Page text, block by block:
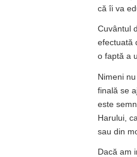
că îi va
Cuvântul
efectuată
o faptă a
Nimeni
finală se
este
Harului,
sau din
Dacă am